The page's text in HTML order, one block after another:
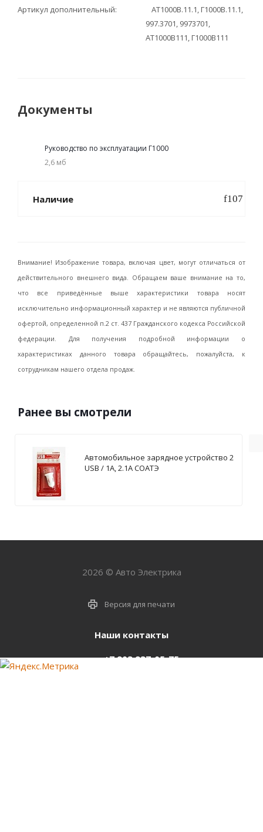
Артикул дополнительный
АТ1000В.11.1, Г1000В.11.1,
997.3701, 9973701,
АТ1000В111, Г1000В111
Документы
Руководство по эксплуатации Г1000
2,6 мб
Наличие
Внимание! Изображение товара, включая цвет, могут отличаться от
действительного внешнего вида. Обращаем ваше внимание на то,
что все приведённые выше характеристики товара носят
исключительно информационный характер и не являются публичной
офертой, определенной п.2 ст. 437 Гражданского кодекса Российской
федерации. Для получения подробной информации о
характеристиках данного товара обращайтесь, пожалуйста, к
сотрудникам нашего отдела продаж.
Ранее вы смотрели
Автомобильное зарядное устройство 2
USB / 1А, 2.1А СОАТЭ
2026 © Авто Электрика
Версия для печати
Наши контакты
+7 903 937-05-75